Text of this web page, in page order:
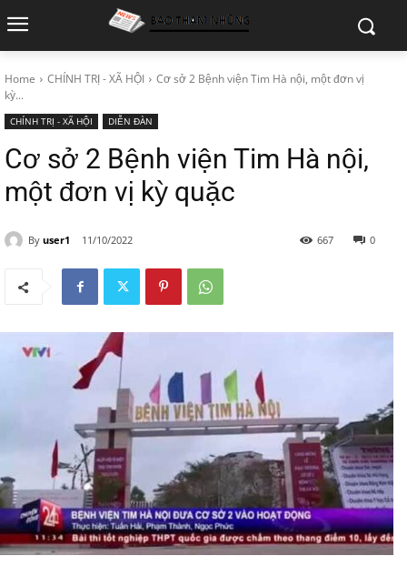
Home CHÍNH TRỊ - XÃ HỘI
Cơ sở 2 Bệnh viện Tim Hà nội, một đơn vị
kỳ...
CHÍNH TRỊ - XÃ HỘI DIỄN ĐÀN
Cơ sở 2 Bệnh viện Tim Hà nội,
một đơn vị kỳ quặc
By user1 11/10/2022 0
667